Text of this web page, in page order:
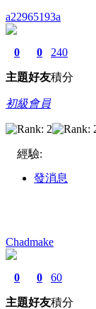
a22965193a
0
主題
0
好友
240
積分
初級會員
經驗:
發消息
Chadmake
0
主題
0
好友
60
積分